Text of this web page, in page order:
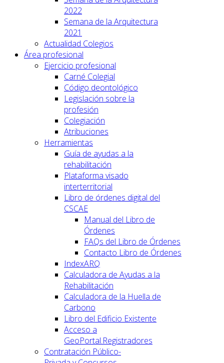
2022
Semana de la Arquitectura
2021
Actualidad Colegios
Área profesional
Ejercicio profesional
Carné Colegial
Código deontológico
Legislación sobre la
profesión
Colegiación
Atribuciones
Herramientas
Guía de ayudas a la
rehabilitación
Plataforma visado
interterritorial
Libro de órdenes digital del
CSCAE
Manual del Libro de
Órdenes
FAQs del Libro de Órdenes
Contacto Libro de Órdenes
IndexARQ
Calculadora de Ayudas a la
Rehabilitación
Calculadora de la Huella de
Carbono
Libro del Edificio Existente
Acceso a
GeoPortal.Registradores
Contratación Público-